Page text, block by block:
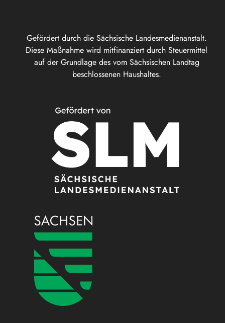
Gefördert durch die Sächsische Landesmedienanstalt.
Diese Maßnahme wird mitfinanziert durch Steuermittel
auf der Grundlage des vom Sächsischen Landtag
beschlossenen Haushaltes.